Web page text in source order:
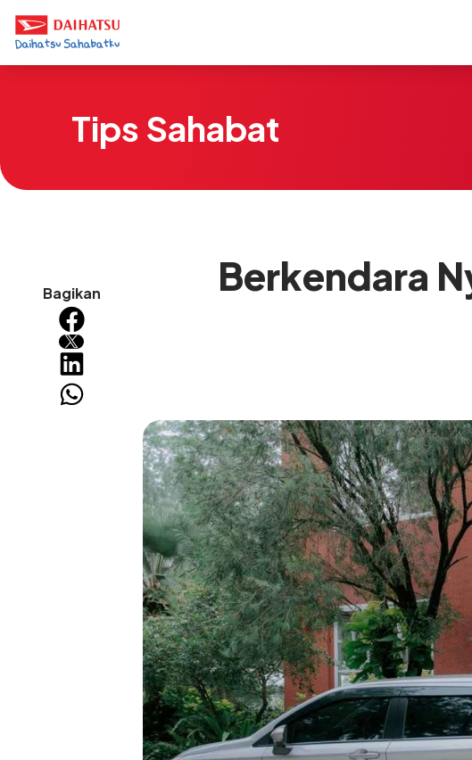
Tips Sahabat
Bagikan
Berkendara